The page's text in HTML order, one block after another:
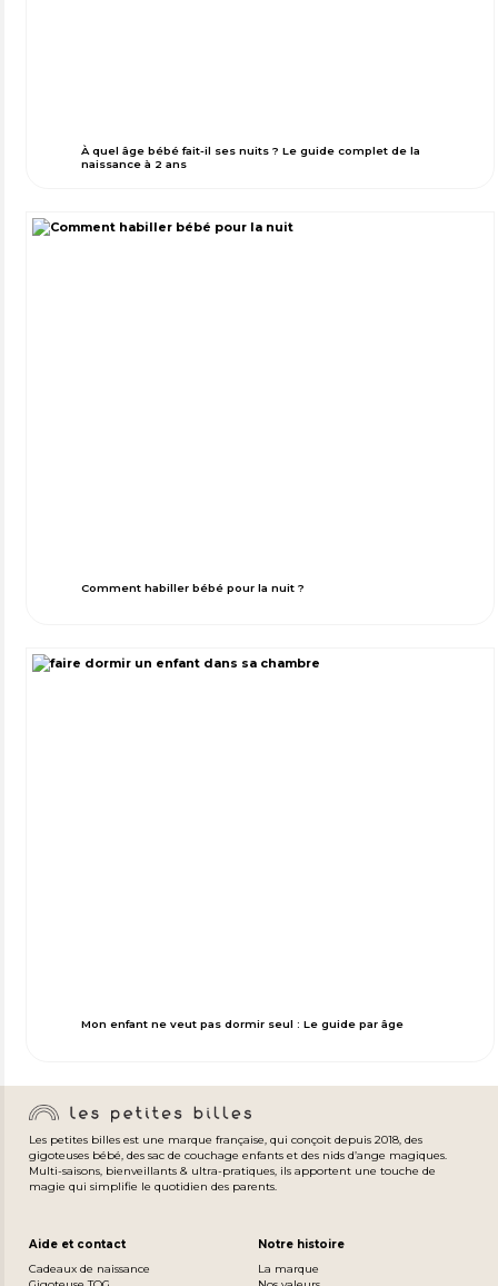
À quel âge bébé fait-il ses nuits ? Le guide complet de la
naissance à 2 ans
Comment habiller bébé pour la nuit ?
Mon enfant ne veut pas dormir seul : Le guide par âge
Les petites billes est une marque française, qui conçoit depuis 2018, des
gigoteuses bébé, des sac de couchage enfants et des nids d’ange magiques.
Multi-saisons, bienveillants & ultra-pratiques, ils apportent une touche de
magie qui simplifie le quotidien des parents.
Aide et contact
Cadeaux de naissance
Notre histoire
La marque